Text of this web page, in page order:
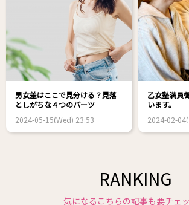
男女差はここで見分ける？見落
としがちな４つのパーツ
2024-05-15(Wed) 23:53
乙女塾満員
います。
2024-02-
RANKING
気になるこちらの記事も要チェ